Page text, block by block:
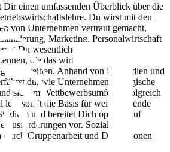
Dir einen umfassenden Überblick über die
Du wirst mit den
von Unternehmen vertraut gemacht,
Marketing, Personalwirtschaft
Du wesentliche betriebswirtschaftliche
die das wirtschaftliche Handeln und
beschreiben. Anhand von Fallstudien und
du, wie Unternehmen strategische
sich im Wettbewerbsumfeld erfolgreich
legt somit die Basis für weiterführende
und bereitet Dich optimal auf
vor. Sozial- und
durch Gruppenarbeit und Diskussionen